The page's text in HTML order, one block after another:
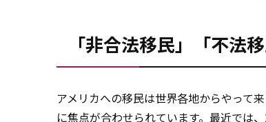
「非合法移民」「不法
アメリカへの移民は世界各地からやって
に焦点が合わせられています。最近では